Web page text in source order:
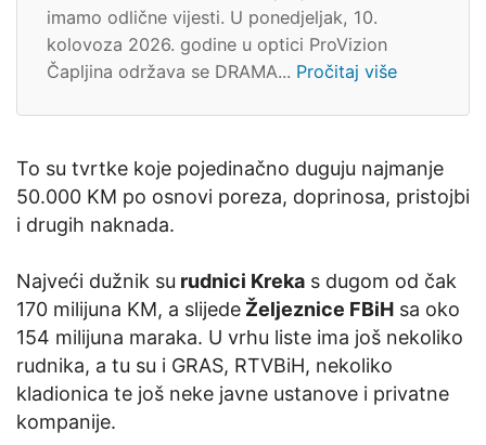
imamo odlične vijesti. U ponedjeljak, 10.
kolovoza 2026. godine u optici ProVizion
Čapljina održava se DRAMA... Pročitaj više
To su tvrtke koje pojedinačno duguju najmanje
50.000 KM po osnovi poreza, doprinosa, pristojbi
i drugih naknada.
Najveći dužnik su rudnici Kreka s dugom od čak
170 milijuna KM, a slijede Željeznice FBiH sa oko
154 milijuna maraka. U vrhu liste ima još nekoliko
rudnika, a tu su i GRAS, RTVBiH, nekoliko
kladionica te još neke javne ustanove i privatne
kompanije.